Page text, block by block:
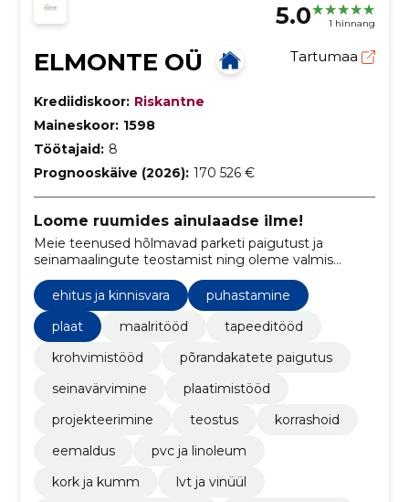
5.0 1 hinnang
ELMONTE OÜ Tartumaa
Krediidiskoor: Riskantne
Maineskoor: 1598
Töötajaid: 8
Prognooskäive (2026): 170 526 €
Loome ruumides ainulaadse ilme!
Meie teenused hõlmavad parketi paigutust ja
seinamaalingute teostamist ning oleme valmis
teenindama nii era- kui ka ärikliente.
ehitus ja kinnisvara
puhastamine
plaat
maalritööd
tapeeditööd
krohvimistööd
põrandakatete paigutus
seinavärvimine
plaatimistööd
projekteerimine
teostus
korrashoid
eemaldus
pvc ja linoleum
kork ja kumm
lvt ja vinüül